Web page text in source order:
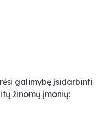
galimybę įsidarbinti
žinomų įmonių: